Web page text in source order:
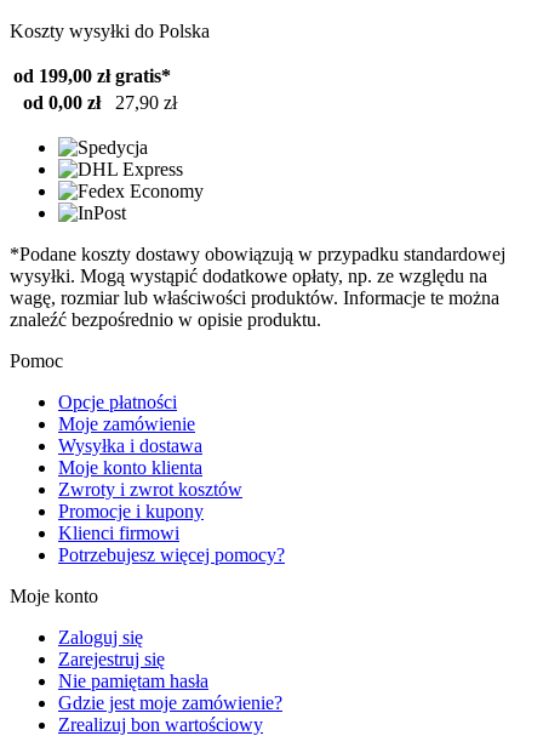
Koszty wysyłki do Polska
od 199,00 zł gratis*
od 0,00 zł
27,90 zł
*Podane koszty dostawy obowiązują w przypadku standardowej
wysyłki. Mogą wystąpić dodatkowe opłaty, np. ze względu na
wagę, rozmiar lub właściwości produktów. Informacje te można
znaleźć bezpośrednio w opisie produktu.
Pomoc
Opcje płatności
Moje zamówienie
Wysyłka i dostawa
Moje konto klienta
Zwroty i zwrot kosztów
Promocje i kupony
Klienci firmowi
Potrzebujesz więcej pomocy?
Moje konto
Zaloguj się
Zarejestruj się
Nie pamiętam hasła
Gdzie jest moje zamówienie?
Zrealizuj bon wartościowy